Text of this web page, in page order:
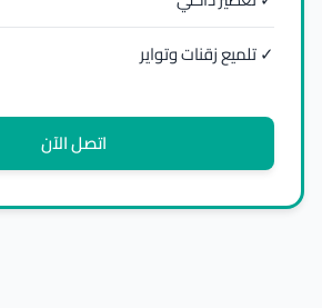
✓ تلميع زقنات وتواير
اتصل الآن